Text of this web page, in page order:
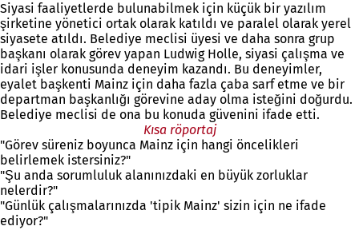
Siyasi faaliyetlerde bulunabilmek için küçük bir yazılım
şirketine yönetici ortak olarak katıldı ve paralel olarak yerel
siyasete atıldı. Belediye meclisi üyesi ve daha sonra grup
başkanı olarak görev yapan Ludwig Holle, siyasi çalışma ve
idari işler konusunda deneyim kazandı. Bu deneyimler,
eyalet başkenti Mainz için daha fazla çaba sarf etme ve bir
departman başkanlığı görevine aday olma isteğini doğurdu.
Belediye meclisi de ona bu konuda güvenini ifade etti.
Kısa röportaj
"Görev süreniz boyunca Mainz için hangi öncelikleri
belirlemek istersiniz?"
"Şu anda sorumluluk alanınızdaki en büyük zorluklar
nelerdir?"
"Günlük çalışmalarınızda 'tipik Mainz' sizin için ne ifade
ediyor?"